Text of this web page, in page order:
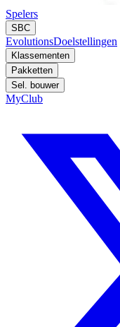
Spelers
SBC
EvolutionsDoelstellingen
Klassementen
Pakketten
Sel. bouwer
MyClub